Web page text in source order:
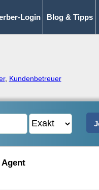
Login Blog & Tipps
, Kundenbetreuer